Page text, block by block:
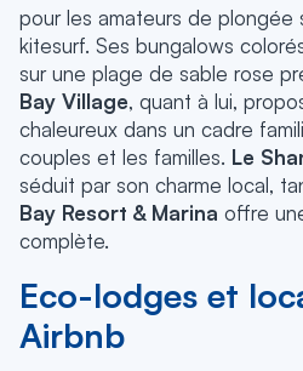
pour les amateurs de plongée
kitesurf. Ses bungalows
sur une plage de sable rose
Bay Village, quant à lui,
chaleureux dans un cadre
couples et les familles. Le
séduit par son charme local,
Bay Resort & Marina offre
complète.
Eco-lodges et
Airbnb